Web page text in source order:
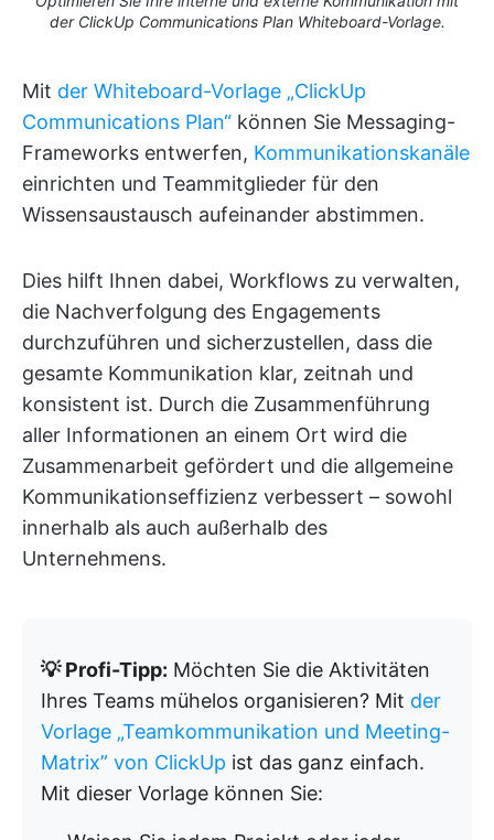
der ClickUp Communications Plan Whiteboard-Vorlage.
Mit der Whiteboard-Vorlage „ClickUp
Communications Plan“ können Sie Messaging-
Frameworks entwerfen, Kommunikationskanäle
einrichten und Teammitglieder für den
Wissensaustausch aufeinander abstimmen.
Dies hilft Ihnen dabei, Workflows zu verwalten,
die Nachverfolgung des Engagements
durchzuführen und sicherzustellen, dass die
gesamte Kommunikation klar, zeitnah und
konsistent ist. Durch die Zusammenführung
aller Informationen an einem Ort wird die
Zusammenarbeit gefördert und die allgemeine
Kommunikationseffizienz verbessert – sowohl
innerhalb als auch außerhalb des
Unternehmens.
💡 Profi-Tipp: Möchten Sie die Aktivitäten
Ihres Teams mühelos organisieren? Mit der
Vorlage „Teamkommunikation und Meeting-
Matrix” von ClickUp ist das ganz einfach.
Mit dieser Vorlage können Sie: